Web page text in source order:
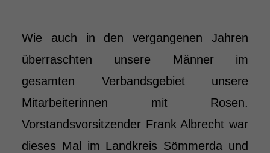
Wie auch in den vergangenen Jahren
überraschten unsere Männer im
gesamten Verbandsgebiet unsere
Mitarbeiterinnen mit Rosen.
Vorstandsvorsitzender Frank Albrecht war
dieses Mal im Landkreis Sömmerda und